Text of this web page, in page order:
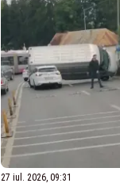
27 iul. 2026, 09:31